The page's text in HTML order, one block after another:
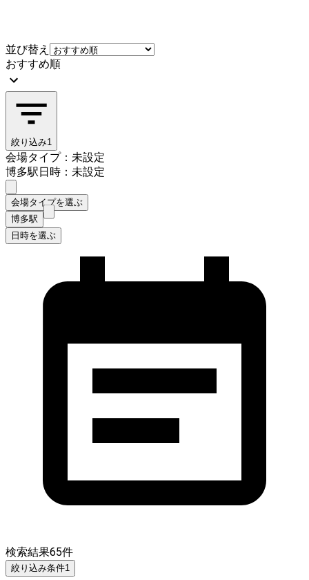
並び替え
おすすめ順
絞り込み1
会場タイプ：未設定
博多駅日時：未設定
会場タイプを選ぶ
博多駅
日時を選ぶ
検索結果65件
絞り込み条件1